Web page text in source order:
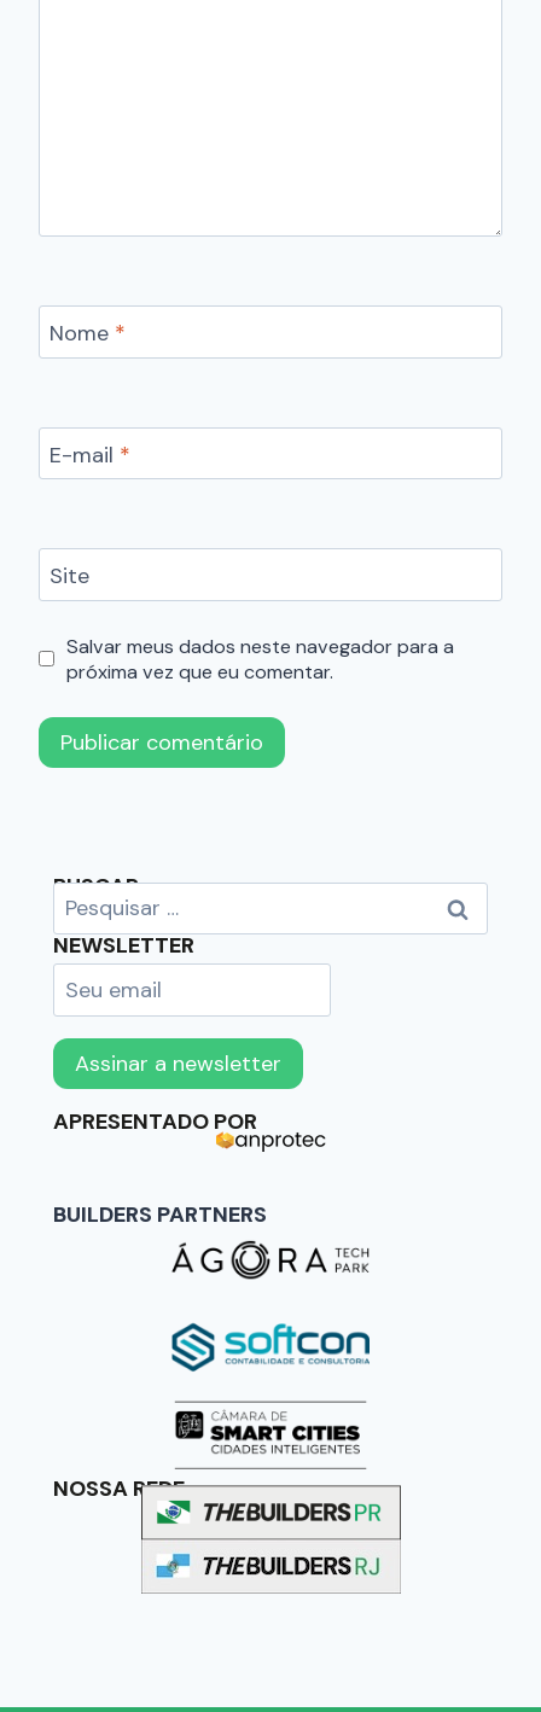
Nome *
E-mail *
Site
Salvar meus dados neste navegador para a
próxima vez que eu comentar.
BUSCAR
NEWSLETTER
APRESENTADO POR
BUILDERS PARTNERS
NOSSA REDE